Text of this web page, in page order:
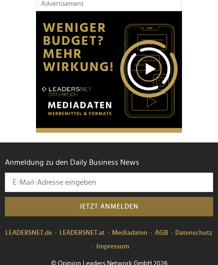
Advertisement
Anmeldung zu den Daily Business News
JETZT ANMELDEN
LEADERSNET.de LEADERSNET.at Mediadaten AGB
Datenschutz
Impressum